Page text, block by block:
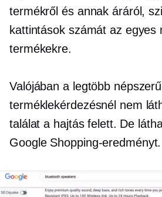
termékről és annak áráról,
kattintások számát az egyes
termékekre.
Valójában a legtöbb népszerű
terméklekérdezésnél nem
találat a hajtás felett. De
Google Shopping-eredményt.